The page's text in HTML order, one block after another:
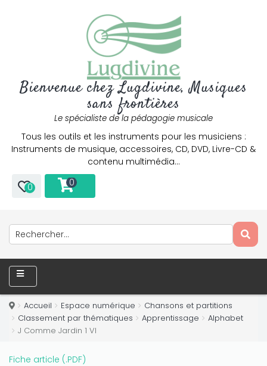
Bienvenue chez Lugdivine, Musiques
sans frontières
Le spécialiste de la pédagogie musicale
Tous les outils et les instruments pour les musiciens :
Instruments de musique, accessoires, CD, DVD, Livre-CD &
contenu multimédia…
0 0
Accueil Espace numérique
Chansons et partitions
Classement par thématiques
Apprentissage
Alphabet
J Comme Jardin 1 VI
Fiche article (.PDF)
Only play at
amount on your credits!